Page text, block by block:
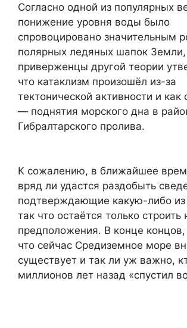
Согласно одной из популярных
понижение уровня воды было
спровоцировано значительным
полярных ледяных шапок Земли,
приверженцы другой теории
что катаклизм произошёл из-за
тектонической активности и как
— поднятия морского дна в
Гибралтарского пролива.
К сожалению, в ближайшее
вряд ли удастся раздобыть
подтверждающие какую-либо из
так что остаётся только строить
предположения. В конце концов,
что сейчас Средиземное море
существует и так ли уж важно,
миллионов лет назад «спустил